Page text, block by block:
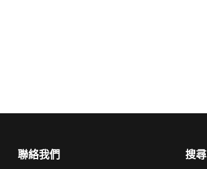
應援行動！
隊」沉浸式體驗台北三創限時登場
聯絡我們 搜尋